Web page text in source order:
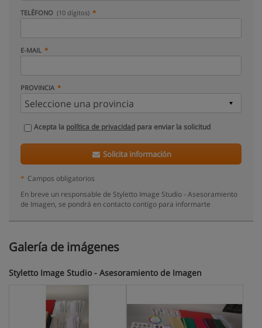
TELÉFONO (10 dígitos)
E-MAIL
PROVINCIA
Acepta la política de privacidad para enviar la solicitud
Solicita información
* Campos obligatorios
En breve un responsable de Styletto Image Studio - Asesoramiento
de Imagen, se pondrá en contacto contigo para informarte
Galería de imágenes
Styletto Image Studio - Asesoramiento de Imagen